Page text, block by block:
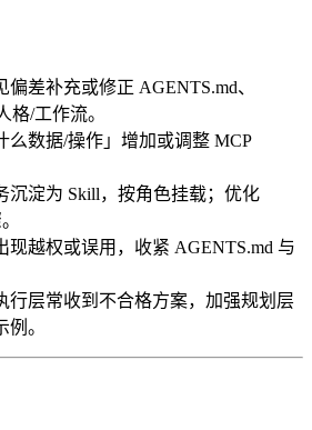
偏差补充或修正 AGENTS.md、
格/工作流。
么数据/操作」增加或调整 MCP
沉淀为 Skill，按角色挂载；优化
现越权或误用，收紧 AGENTS.md 与
行层常收到不合格方案，加强规划层
。